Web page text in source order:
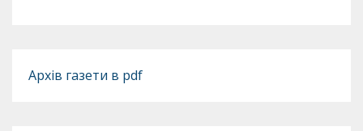
Архів газети в pdf